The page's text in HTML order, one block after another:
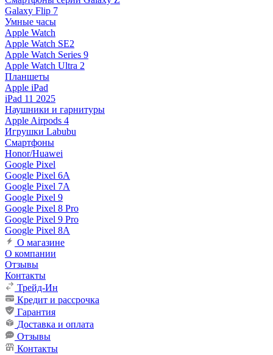
Galaxy Flip 7
Умные часы
Apple Watch
Apple Watch SE2
Apple Watch Series 9
Apple Watch Ultra 2
Планшеты
Apple iPad
iPad 11 2025
Наушники и гарнитуры
Apple Airpods 4
Игрушки Labubu
Смартфоны
Honor/Huawei
Google Pixel
Google Pixel 6A
Google Pixel 7А
Google Pixel 9
Google Pixel 8 Pro
Google Pixel 9 Pro
Google Pixel 8A
О магазине
О компании
Отзывы
Контакты
Трейд-Ин
Кредит и рассрочка
Гарантия
Доставка и оплата
Отзывы
Контакты